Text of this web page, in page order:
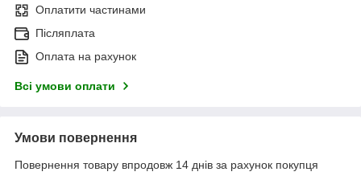
Оплатити частинами
Післяплата
Оплата на рахунок
Всі умови оплати
Умови повернення
Повернення товару впродовж 14 днів за рахунок покупця